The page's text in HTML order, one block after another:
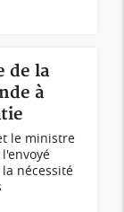
de la
à
le ministre
nécessité